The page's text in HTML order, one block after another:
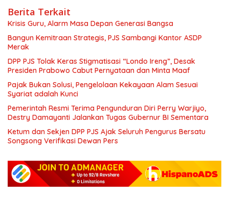
Berita Terkait
Krisis Guru, Alarm Masa Depan Generasi Bangsa
Bangun Kemitraan Strategis, PJS Sambangi Kantor ASDP
Merak
DPP PJS Tolak Keras Stigmatisasi “Londo Ireng”, Desak
Presiden Prabowo Cabut Pernyataan dan Minta Maaf
Pajak Bukan Solusi, Pengelolaan Kekayaan Alam Sesuai
Syariat adalah Kunci
Pemerintah Resmi Terima Pengunduran Diri Perry Warjiyo,
Destry Damayanti Jalankan Tugas Gubernur BI Sementara
Ketum dan Sekjen DPP PJS Ajak Seluruh Pengurus Bersatu
Songsong Verifikasi Dewan Pers